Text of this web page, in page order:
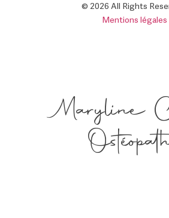
© 2026 All Rights
Mentions légales
Maryline